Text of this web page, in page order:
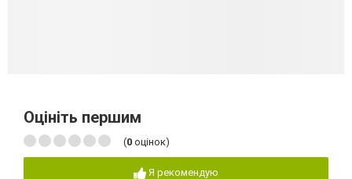
Оцініть першим
(0 оцінок)
Я рекомендую